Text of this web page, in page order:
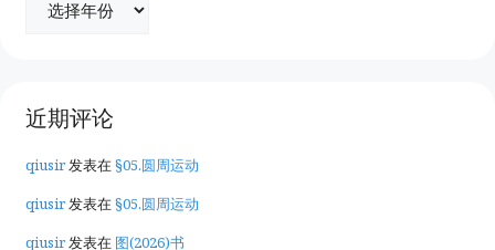
近期评论
qiusir发表在§05.圆周运动
qiusir发表在§05.圆周运动
qiusir发表在 图(2026)书